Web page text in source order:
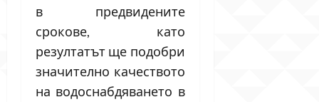
в предвидените
срокове, като
резултатът ще подобри
значително качеството
на водоснабдяването в